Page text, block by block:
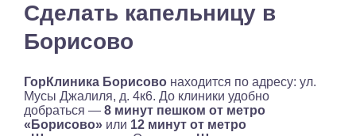
Сделать капельницу в
Борисово
ГорКлиника Борисово находится по адресу: ул.
Мусы Джалиля, д. 4к6. До клиники удобно
добраться — 8 минут пешком от метро
«Борисово» или 12 минут от метро